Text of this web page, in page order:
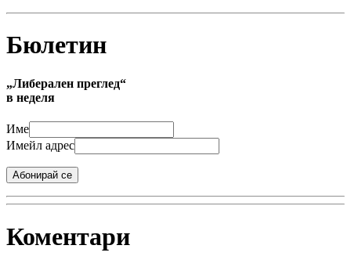
Бюлетин
„Либерален преглед“
в неделя
Име
Имейл адрес
Абонирай се
Коментари